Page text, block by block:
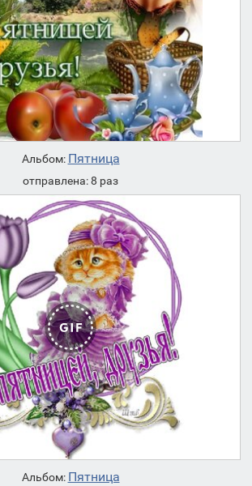
Альбом: Пятница
отправлена: 8 раз
Альбом: Пятница